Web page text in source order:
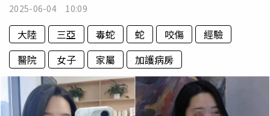
2025-06-04 10:09
大陸 三亞 毒蛇 蛇 咬傷
經驗
醫院
女子 家屬 加護病房